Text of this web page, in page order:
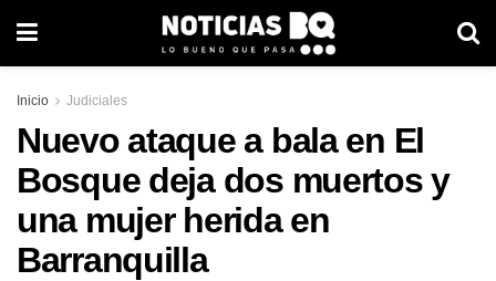
Inicio Judiciales
Nuevo ataque a bala en El
Bosque deja dos muertos y
una mujer herida en
Barranquilla